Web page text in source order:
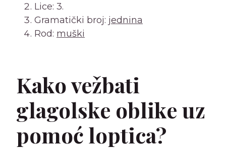
Lice: 3.
Gramatički broj: jednina
Rod: muški
Kako vežbati
glagolske oblike uz
pomoć loptica?